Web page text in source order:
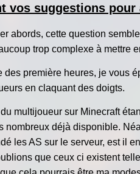
vos suggestions
abords, cette question
trop complexe à mettre
des première heures, je vous
en claquant des doigts.
multijoueur sur Minecraft
nombreux déjà disponible.
les AS sur le serveur, est il
que ceux ci existent